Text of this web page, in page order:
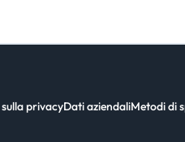
privacyDati aziendaliMetodi di